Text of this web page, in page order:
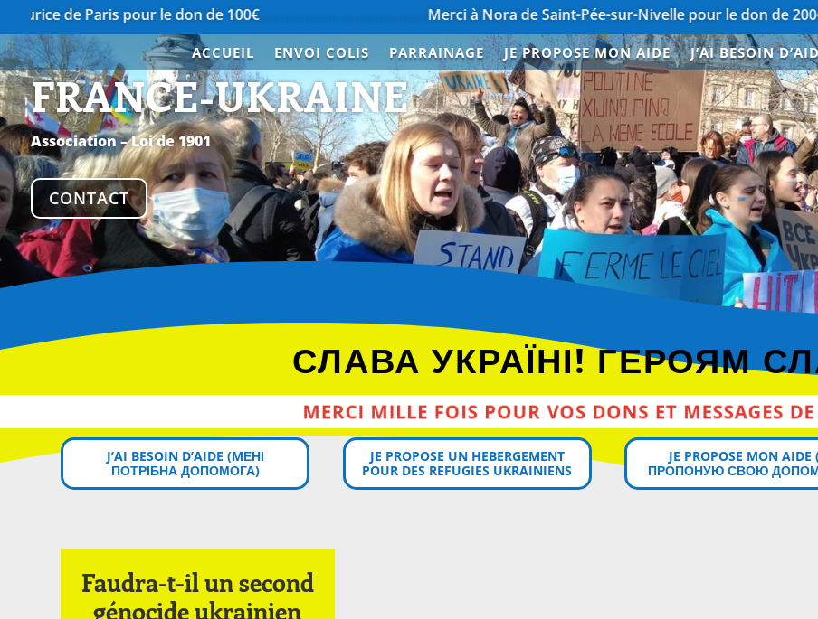
pour le don de 100€……………………………………. Merci à Nora de Saint-Pée-sur-Nivelle pour le don de 200€
ACCUEIL ENVOI COLIS PARRAINAGE JE PROPOSE MON AIDE J’AI BESOIN
FRANCE-UKRAINE
Association – Loi de 1901
CONTACT
СЛАВА УКРАЇНІ! ГЕРОЯМ
MERCI MILLE FOIS POUR VOS DONS ET MESSAGES DE SOUTIEN!
J’AI BESOIN D’AIDE (MЕНІ
ПОТРІБНА ДОПОМОГА)
JE PROPOSE UN HEBERGEMENT
POUR DES REFUGIES UKRAINIENS
JE PROPOSE MON AIDE
ПРОПОНУЮ СВОЮ
Faudra-t-il un second
génocide ukrainien